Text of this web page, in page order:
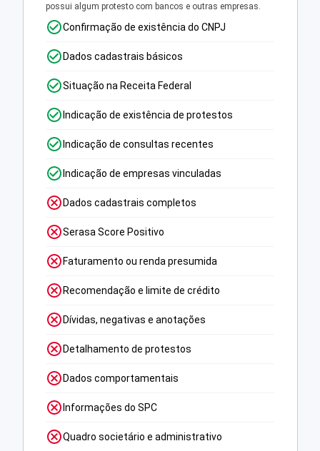
possui algum protesto com bancos e outras empresas.
Confirmação de existência do CNPJ
Dados cadastrais básicos
Situação na Receita Federal
Indicação de existência de protestos
Indicação de consultas recentes
Indicação de empresas vinculadas
Dados cadastrais completos
Serasa Score Positivo
Faturamento ou renda presumida
Recomendação e limite de crédito
Dívidas, negativas e anotações
Detalhamento de protestos
Dados comportamentais
Informações do SPC
Quadro societário e administrativo